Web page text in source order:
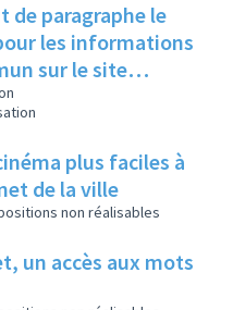
de paragraphe le
les informations
sur le site
plus faciles à
de la ville
non réalisables
un accès aux mots